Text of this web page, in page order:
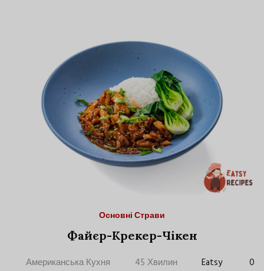
Основні Страви
Файєр-Крекер-Чікен
Американська Кухня 45 Хвилин Eatsy 0